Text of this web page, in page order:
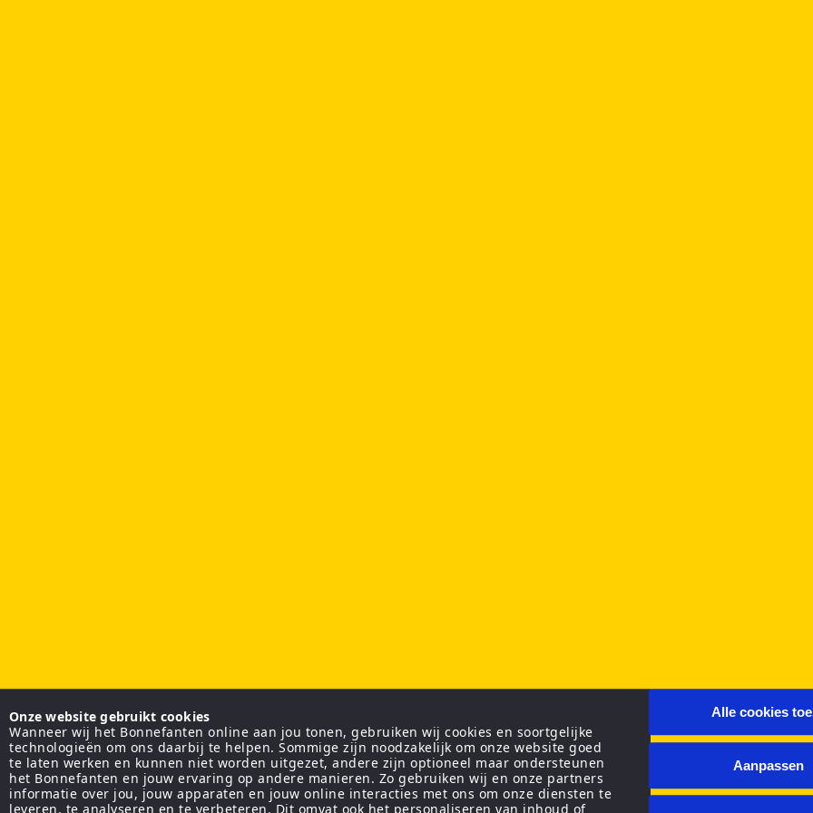
Onze website gebruikt cookies
Wanneer wij het Bonnefanten online aan jou tonen, gebruiken wij cookies en soortgelijke
technologieën om ons daarbij te helpen. Sommige zijn noodzakelijk om onze website goed
te laten werken en kunnen niet worden uitgezet, andere zijn optioneel maar ondersteunen
het Bonnefanten en jouw ervaring op andere manieren. Zo gebruiken wij en onze partners
informatie over jou, jouw apparaten en jouw online interacties met ons om onze diensten te
leveren, te analyseren en te verbeteren. Dit omvat ook het personaliseren van inhoud of
Alle cookies
Aanpassen